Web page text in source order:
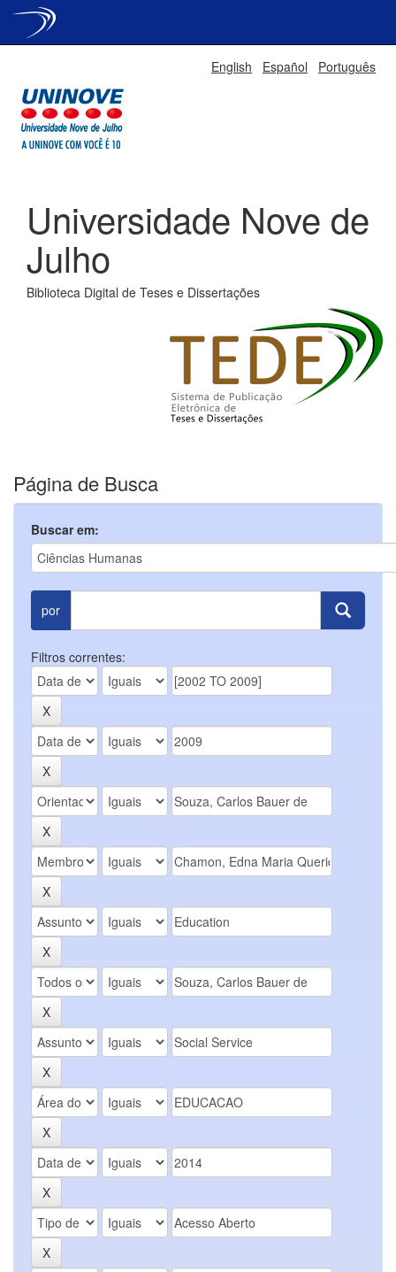
English Español Português
Universidade Nove de
Julho
Biblioteca Digital de Teses e Dissertações
Página de Busca
Buscar em:
por
Filtros correntes: